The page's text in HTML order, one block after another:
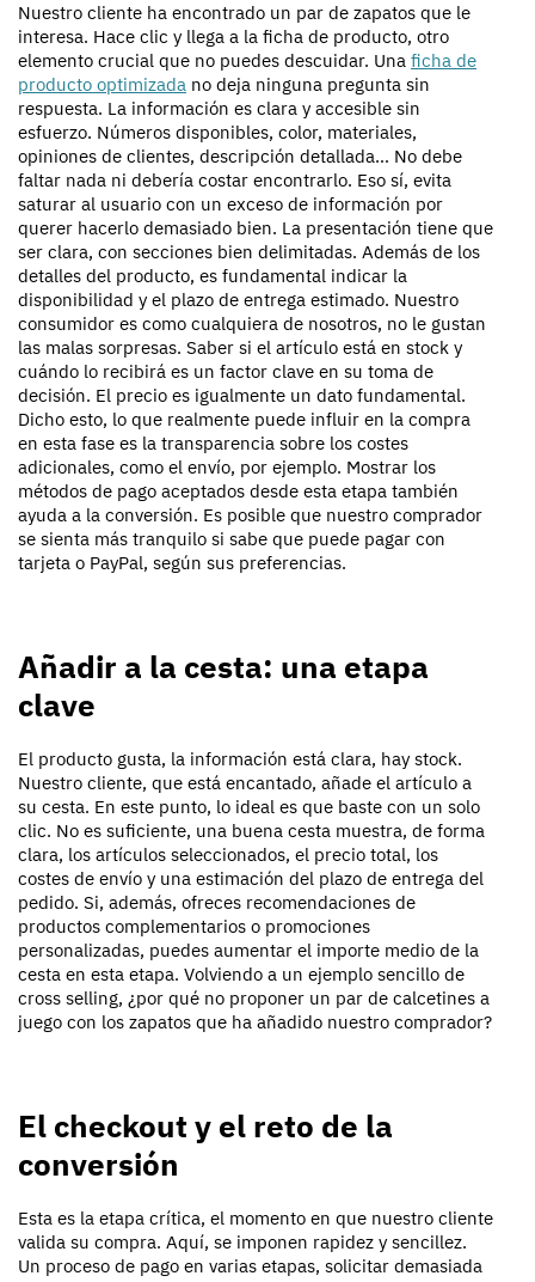
Nuestro cliente ha encontrado un par de zapatos que le
interesa. Hace clic y llega a la ficha de producto, otro
elemento crucial que no puedes descuidar. Una ficha de
producto optimizada no deja ninguna pregunta sin
respuesta. La información es clara y accesible sin
esfuerzo. Números disponibles, color, materiales,
opiniones de clientes, descripción detallada… No debe
faltar nada ni debería costar encontrarlo. Eso sí, evita
saturar al usuario con un exceso de información por
querer hacerlo demasiado bien. La presentación tiene que
ser clara, con secciones bien delimitadas. Además de los
detalles del producto, es fundamental indicar la
disponibilidad y el plazo de entrega estimado. Nuestro
consumidor es como cualquiera de nosotros, no le gustan
las malas sorpresas. Saber si el artículo está en stock y
cuándo lo recibirá es un factor clave en su toma de
decisión. El precio es igualmente un dato fundamental.
Dicho esto, lo que realmente puede influir en la compra
en esta fase es la transparencia sobre los costes
adicionales, como el envío, por ejemplo. Mostrar los
métodos de pago aceptados desde esta etapa también
ayuda a la conversión. Es posible que nuestro comprador
se sienta más tranquilo si sabe que puede pagar con
tarjeta o PayPal, según sus preferencias.
Añadir a la cesta: una etapa
clave
El producto gusta, la información está clara, hay stock.
Nuestro cliente, que está encantado, añade el artículo a
su cesta. En este punto, lo ideal es que baste con un solo
clic. No es suficiente, una buena cesta muestra, de forma
clara, los artículos seleccionados, el precio total, los
costes de envío y una estimación del plazo de entrega del
pedido. Si, además, ofreces recomendaciones de
productos complementarios o promociones
personalizadas, puedes aumentar el importe medio de la
cesta en esta etapa. Volviendo a un ejemplo sencillo de
cross selling, ¿por qué no proponer un par de calcetines a
juego con los zapatos que ha añadido nuestro comprador?
El checkout y el reto de la
conversión
Esta es la etapa crítica, el momento en que nuestro cliente
valida su compra. Aquí, se imponen rapidez y sencillez.
Un proceso de pago en varias etapas, solicitar demasiada